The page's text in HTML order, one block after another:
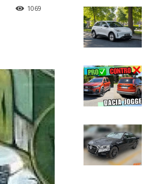
1069